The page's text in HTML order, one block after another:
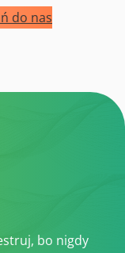
do nas
bo nigdy